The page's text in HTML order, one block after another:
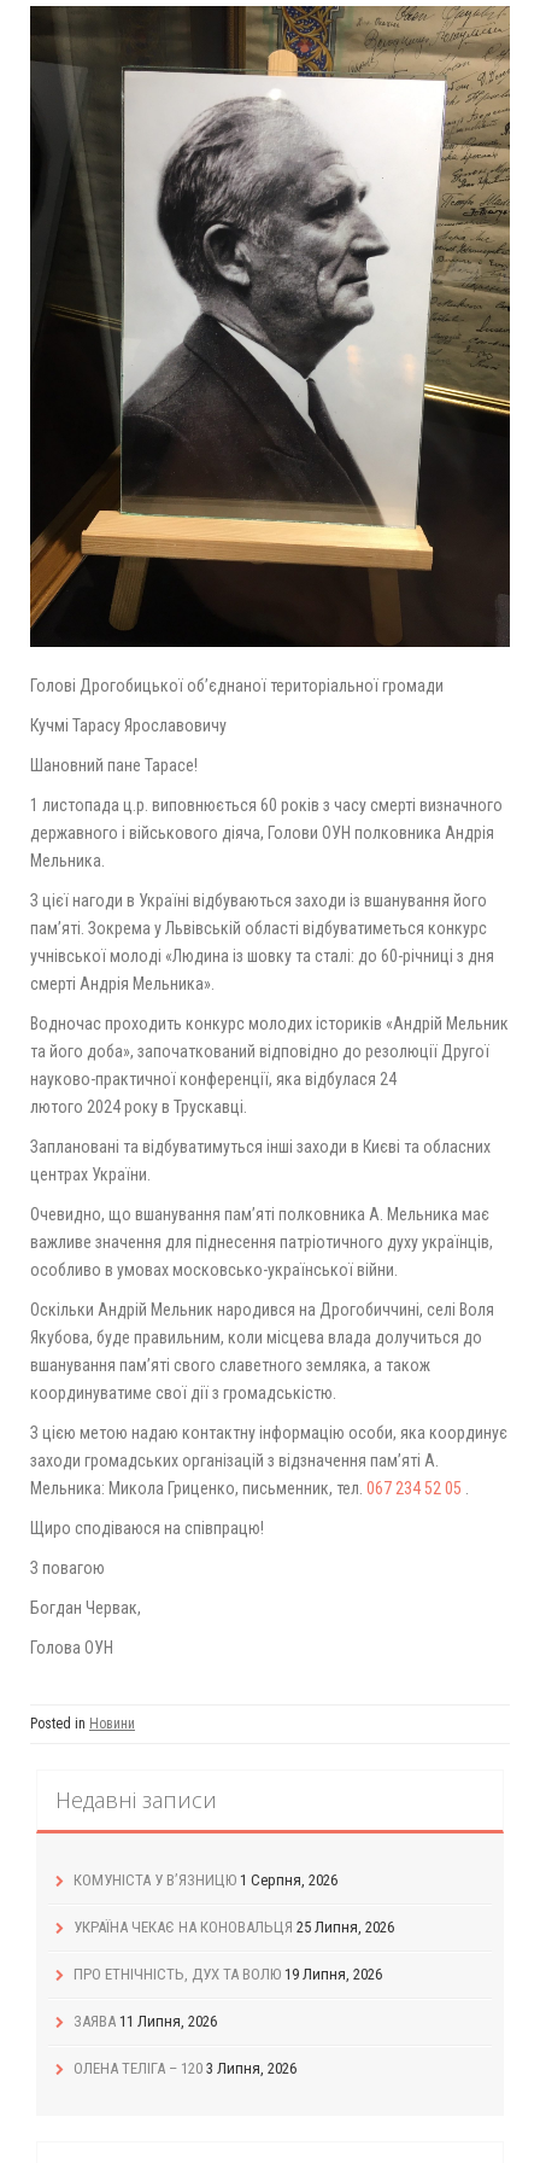
Голові Дрогобицької об’єднаної територіальної громади
Кучмі Тарасу Ярославовичу
Шановний пане Тарасе!
1 листопада ц.р. виповнюється 60 років з часу смерті визначного
державного і військового діяча, Голови ОУН полковника Андрія
Мельника.
З цієї нагоди в Україні відбуваються заходи із вшанування його
пам’яті. Зокрема у Львівській області відбуватиметься конкурс
учнівської молоді «Людина із шовку та сталі: до 60-річниці з дня
смерті Андрія Мельника».
Водночас проходить конкурс молодих істориків «Андрій Мельник
та його доба», започаткований відповідно до резолюції Другої
науково-практичної конференції, яка відбулася 24
лютого 2024року в Трускавці.
Заплановані та відбуватимуться інші заходи в Києві та обласних
центрах України.
Очевидно, що вшанування пам’яті полковника А. Мельника має
важливе значення для піднесення патріотичного духу українців,
особливо в умовах московсько-української війни.
Оскільки Андрій Мельник народився на Дрогобиччині, селі Воля
Якубова, буде правильним, коли місцева влада долучиться до
вшанування пам’яті свого славетного земляка, а також
координуватиме свої дії з громадськістю.
З цією метою надаю контактну інформацію особи, яка координує
заходи громадських організацій з відзначення пам’яті А.
Мельника: Микола Гриценко, письменник, тел. 067 234 52 05
Щиро сподіваюся на співпрацю!
З повагою
Богдан Червак,
Голова ОУН
Posted in Новини
Недавні записи
КОМУНІСТА У В’ЯЗНИЦЮ 1 Серпня, 2026
УКРАЇНА ЧЕКАЄ НА КОНОВАЛЬЦЯ 25 Липня, 2026
ПРО ЕТНІЧНІСТЬ, ДУХ ТА ВОЛЮ 19 Липня, 2026
ЗАЯВА 11 Липня, 2026
ОЛЕНА ТЕЛІГА – 120 3 Липня, 2026